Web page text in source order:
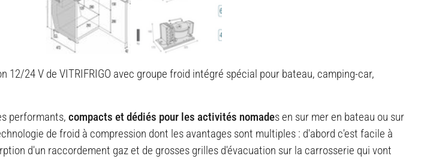
24 V de VITRIFRIGO avec groupe froid intégré spécial pour bateau, camping-car,
performants, compacts et dédiés pour les activités nomades en sur mer en bateau ou sur
de froid à compression dont les avantages sont multiples : d'abord c'est facile à
d'un raccordement gaz et de grosses grilles d'évacuation sur la carrosserie qui vont